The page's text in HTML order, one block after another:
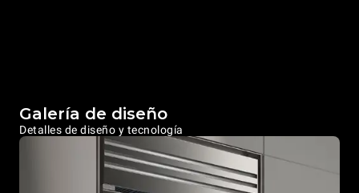
Galería de diseño
Detalles de diseño y tecnología